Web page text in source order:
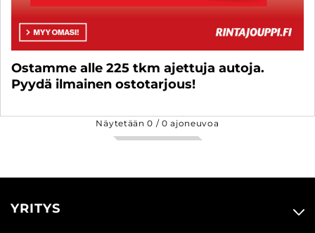
Ostamme alle 225 tkm ajettuja autoja.
Pyydä ilmainen ostotarjous!
Näytetään0 /0 ajoneuvoa
YRITYS